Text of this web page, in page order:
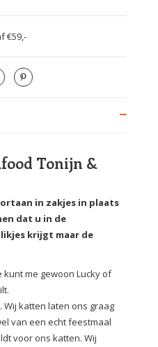
€59,-
Tonijn &
in zakjes in plaats
dat u in de
krijgt maar de
kunt me gewoon Lucky of
Wij katten laten ons graag
van een echt feestmaal
voor ons katten. Wij